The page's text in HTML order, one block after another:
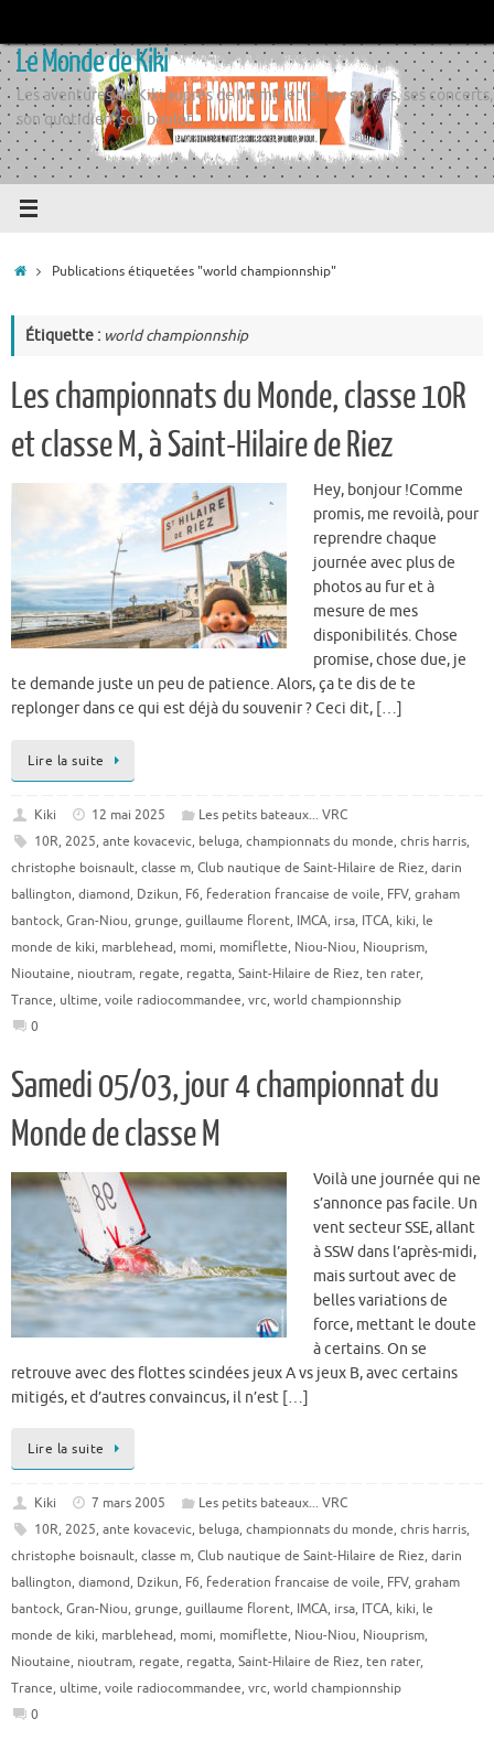
contenu
Le Monde de Kiki
Les aventures de Kiki auprès de Momiflette, ses sorties, ses concerts,
son quotidien, son boulot
AccueilPublications étiquetées "world championnship"
Étiquette : world championnship
Les championnats du Monde, classe 10R
et classe M, à Saint-Hilaire de Riez
Hey, bonjour !Comme
promis, me revoilà, pour
reprendre chaque
journée avec plus de
photos au fur et à
mesure de mes
disponibilités. Chose
promise, chose due, je
te demande juste un peu de patience. Alors, ça te dis de te
replonger dans ce qui est déjà du souvenir ? Ceci dit, […]
Lire la suite
Kiki 12 mai 2025
Les petits bateaux... VRC
10R, 2025, ante kovacevic, beluga, championnats du monde, chris harris,
christophe boisnault, classe m, Club nautique de Saint-Hilaire de Riez, darin
ballington, diamond, Dzikun, F6, federation francaise de voile, FFV, graham
bantock, Gran-Niou, grunge, guillaume florent, IMCA, irsa, ITCA, kiki, le
monde de kiki, marblehead, momi, momiflette, Niou-Niou, Niouprism,
Nioutaine, nioutram, regate, regatta, Saint-Hilaire de Riez, ten rater,
Trance, ultime, voile radiocommandee, vrc, world championnship
0
Samedi 05/03, jour 4 championnat du
Monde de classe M
Voilà une journée qui ne
s’annonce pas facile. Un
vent secteur SSE, allant
à SSW dans l’après-midi,
mais surtout avec de
belles variations de
force, mettant le doute
à certains. On se
retrouve avec des flottes scindées jeux A vs jeux B, avec certains
mitigés, et d’autres convaincus, il n’est […]
Lire la suite
Kiki 7 mars 2005
Les petits bateaux... VRC
10R, 2025, ante kovacevic, beluga, championnats du monde, chris harris,
christophe boisnault, classe m, Club nautique de Saint-Hilaire de Riez, darin
ballington, diamond, Dzikun, F6, federation francaise de voile, FFV, graham
bantock, Gran-Niou, grunge, guillaume florent, IMCA, irsa, ITCA, kiki, le
monde de kiki, marblehead, momi, momiflette, Niou-Niou, Niouprism,
Nioutaine, nioutram, regate, regatta, Saint-Hilaire de Riez, ten rater,
Trance, ultime, voile radiocommandee, vrc, world championnship
0